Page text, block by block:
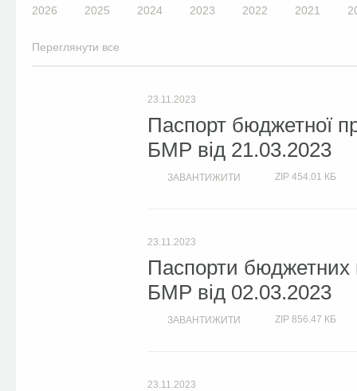
2026 2025 2024 2023 2022 2021
Переглянути все
23.11.2023
Паспорт бюджетної
БМР від 21.03.2023
ЗАВАНТИЖИТИ ZIP 454.01 КБ
23.11.2023
Паспорти бюджетних
БМР від 02.03.2023
ЗАВАНТИЖИТИ ZIP 856.47 КБ
23.11.2023